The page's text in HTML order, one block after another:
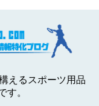
えるスポーツ用品
す。